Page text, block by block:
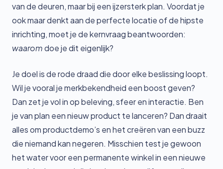
van de deuren, maar bij een ijzersterk plan. Voordat je
ook maar denkt aan de perfecte locatie of de hipste
inrichting, moet je de kernvraag beantwoorden:
waaromdoe je dit eigenlijk?
Je doel is de rode draad die door elke beslissing loopt.
Wil je vooral je merkbekendheid een boost geven?
Dan zet je vol in op beleving, sfeer en interactie. Ben
je van plan een nieuw product te lanceren? Dan draait
alles om productdemo’s en het creëren van een buzz
die niemand kan negeren. Misschien test je gewoon
het water voor een permanente winkel in een nieuwe